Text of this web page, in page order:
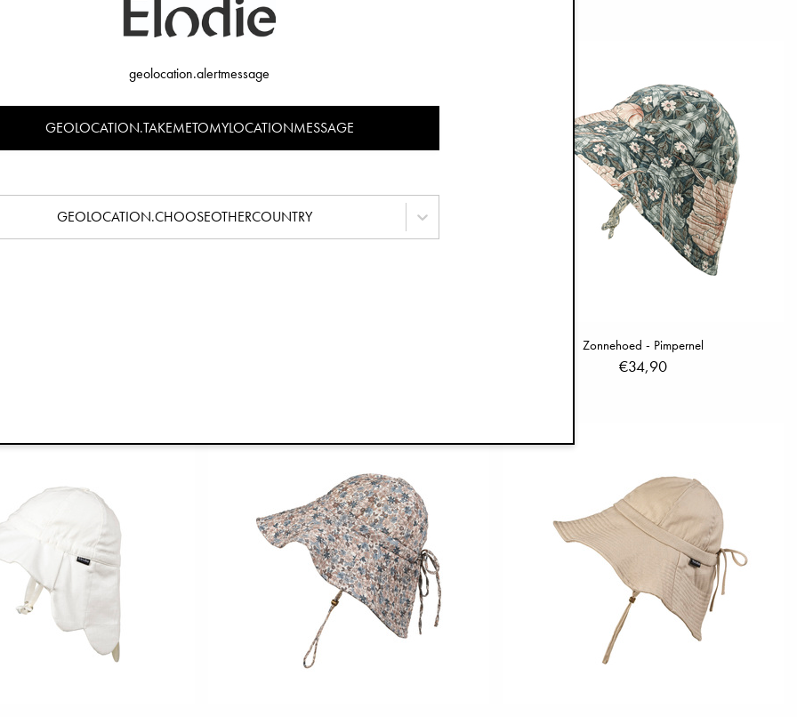
Zonnehoed - Pimpernel
€34,90
geolocation.alertmessage
GEOLOCATION.TAKEMETOMYLOCATIONMESSAGE
GEOLOCATION.CHOOSEOTHERCOUNTRY